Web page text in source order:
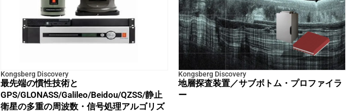
Kongsberg Discovery
最先端の慣性技術と
GPS/GLONASS/Galileo/Beidou/QZSS/静止
衛星の多重の周波数・信号処理アルゴリズ
Kongsberg Discovery
地層探査装置／サブボトム・プロファイラ
ー